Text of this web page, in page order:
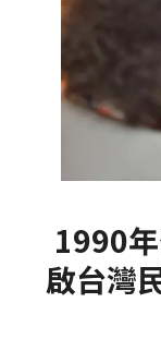
1990
啟台灣